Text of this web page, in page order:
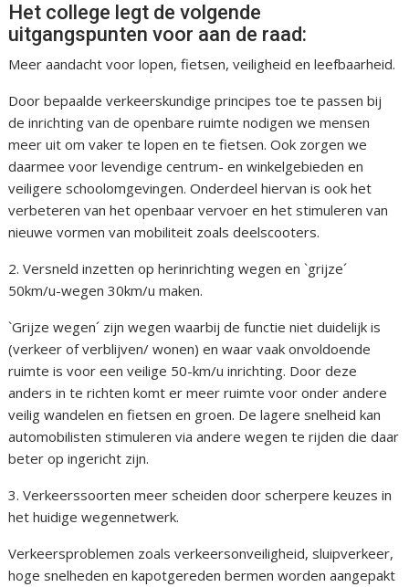
Het college legt de volgende
uitgangspunten voor aan de raad:
Meer aandacht voor lopen, fietsen, veiligheid en leefbaarheid.
Door bepaalde verkeerskundige principes toe te passen bij
de inrichting van de openbare ruimte nodigen we mensen
meer uit om vaker te lopen en te fietsen. Ook zorgen we
daarmee voor levendige centrum- en winkelgebieden en
veiligere schoolomgevingen. Onderdeel hiervan is ook het
verbeteren van het openbaar vervoer en het stimuleren van
nieuwe vormen van mobiliteit zoals deelscooters.
2. Versneld inzetten op herinrichting wegen en `grijze´
50km/u-wegen 30km/u maken.
`Grijze wegen´ zijn wegen waarbij de functie niet duidelijk is
(verkeer of verblijven/ wonen) en waar vaak onvoldoende
ruimte is voor een veilige 50-km/u inrichting. Door deze
anders in te richten komt er meer ruimte voor onder andere
veilig wandelen en fietsen en groen. De lagere snelheid kan
automobilisten stimuleren via andere wegen te rijden die daar
beter op ingericht zijn.
3. Verkeerssoorten meer scheiden door scherpere keuzes in
het huidige wegennetwerk.
Verkeersproblemen zoals verkeersonveiligheid, sluipverkeer,
hoge snelheden en kapotgereden bermen worden aangepakt